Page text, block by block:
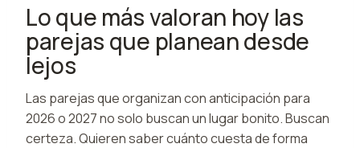
Lo que más valoran hoy las
parejas que planean desde
lejos
Las parejas que organizan con anticipación para
2026 o 2027 no solo buscan un lugar bonito. Buscan
certeza. Quieren saber cuánto cuesta de forma